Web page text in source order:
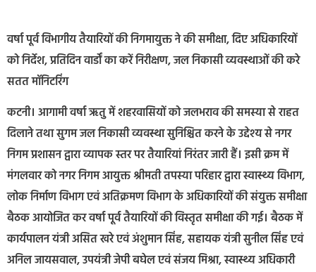
वर्षा पूर्व विभागीय तैयारियों की निगमायुक्त ने की समीक्षा, दिए अधिकारियों
को निर्देश, प्रतिदिन वार्डों का करें निरीक्षण, जल निकासी व्यवस्थाओं की करे
सतत मॉनिटरिंग
कटनी। आगामी वर्षा ऋतु में शहरवासियों को जलभराव की समस्या से राहत
दिलाने तथा सुगम जल निकासी व्यवस्था सुनिश्चित करने के उद्देश्य से नगर
निगम प्रशासन द्वारा व्यापक स्तर पर तैयारियां निरंतर जारी हैं। इसी क्रम में
मंगलवार को नगर निगम आयुक्त श्रीमती तपस्या परिहार द्वारा स्वास्थ्य विभाग,
लोक निर्माण विभाग एवं अतिक्रमण विभाग के अधिकारियों की संयुक्त समीक्षा
बैठक आयोजित कर वर्षा पूर्व तैयारियों की विस्तृत समीक्षा की गई। बैठक में
कार्यपालन यंत्री असित खरे एवं अंशुमान सिंह, सहायक यंत्री सुनील सिंह एवं
अनिल जायसवाल, उपयंत्री जेपी बघेल एवं संजय मिश्रा, स्वास्थ्य अधिकारी